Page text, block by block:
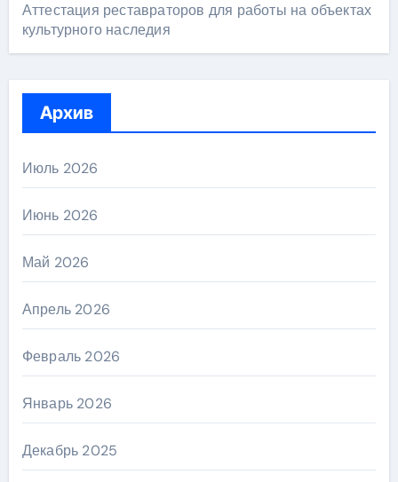
Аттестация реставраторов для работы на объектах
культурного наследия
Архив
Июль 2026
Июнь 2026
Май 2026
Апрель 2026
Февраль 2026
Январь 2026
Декабрь 2025